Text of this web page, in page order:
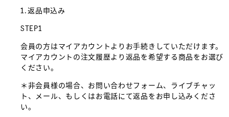
1. 返品申込み
STEP1
会員の方はマイアカウントよりお手続きしていただけます。
マイアカウントの注文履歴より返品を希望する商品をお選び
ください。
＊非会員様の場合、お問い合わせフォーム、ライブチャッ
ト、メール、もしくはお電話にて返品をお申し込みくださ
い。